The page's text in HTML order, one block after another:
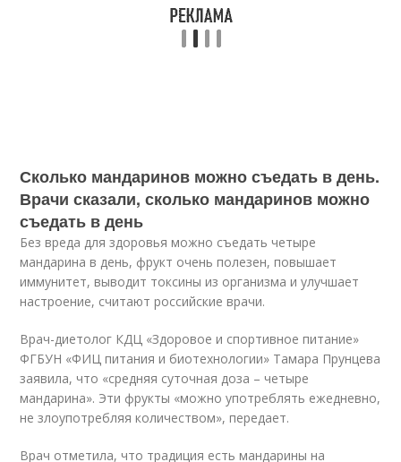
Сколько мандаринов можно съедать в день.
Врачи сказали, сколько мандаринов можно
съедать в день
Без вреда для здоровья можно съедать четыре
мандарина в день, фрукт очень полезен, повышает
иммунитет, выводит токсины из организма и улучшает
настроение, считают российские врачи.
Врач-диетолог КДЦ «Здоровое и спортивное питание»
ФГБУН «ФИЦ питания и биотехнологии» Тамара Прунцева
заявила, что «средняя суточная доза – четыре
мандарина». Эти фрукты «можно употреблять ежедневно,
не злоупотребляя количеством», передает.
Врач отметила, что традиция есть мандарины на